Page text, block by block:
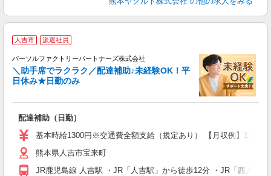
人吉市 派遣社員
パーソルファクトリーパートナーズ株式会社
＼助手席でラクラク／配達補助♪未経験OK！平
日休み★日勤のみ
配達補助（日勤）
基本時給1300円※交通費全額支給（規定あり） 【月収例】13万
熊本県人吉市宝来町
JR鹿児島線 人吉駅 ・JR「人吉駅」から徒歩12分 ・JR「西人吉